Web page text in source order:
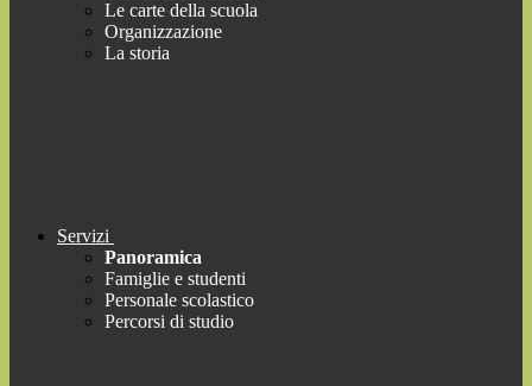
Le carte della scuola
Organizzazione
La storia
Servizi
Panoramica
Famiglie e studenti
Personale scolastico
Percorsi di studio